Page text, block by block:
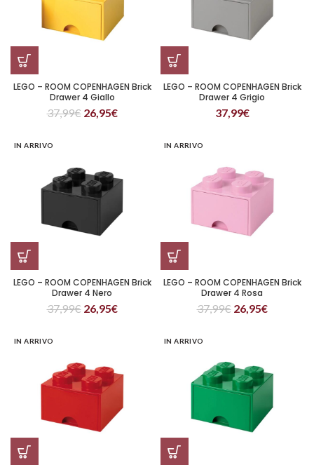
LEGO – ROOM COPENHAGEN Brick
Drawer 4 Giallo
37,99€ 26,95€
LEGO – ROOM COPENHAGEN Brick
Drawer 4 Grigio
37,99€
IN ARRIVO
LEGO – ROOM COPENHAGEN Brick
Drawer 4 Nero
37,99€ 26,95€
IN ARRIVO
LEGO – ROOM COPENHAGEN Brick
Drawer 4 Rosa
37,99€ 26,95€
IN ARRIVO IN ARRIVO